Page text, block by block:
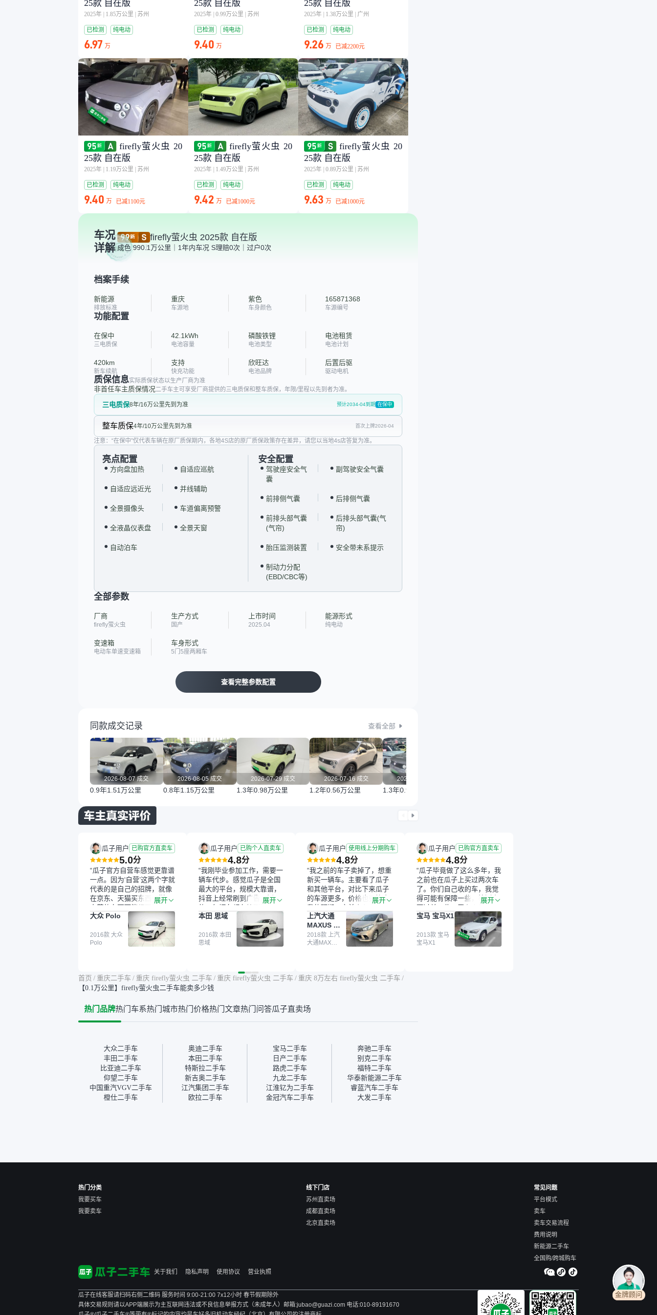
25款 自在版
2025年 1.85万公里 苏州
已检测 纯电动
6.97 万
25款 自在版
2025年 0.99万公里 苏州
已检测 纯电动
9.40 万
25款 自在版
2025年 1.38万公里 广州
已检测 纯电动
9.26 万 已减2200元
firefly萤火虫 20
25款 自在版
2025年 1.19万公里 苏州
已检测 纯电动
9.40 万 已减1100元
firefly萤火虫 20
25款 自在版
2025年 1.49万公里 苏州
已检测 纯电动
9.42 万 已减1000元
firefly萤火虫 20
25款 自在版
2025年 0.89万公里 苏州
已检测 纯电动
9.63 万 已减1000元
车况
详解
firefly萤火虫 2025款 自在版
成色 990.1万公里｜1年内车况 S理赔0次｜过户0次
档案手续
新能源
排放标准
重庆
车源地
紫色
车身颜色
165871368
车源编号
功能配置
在保中
三电质保
42.1kWh
电池容量
磷酸铁锂
电池类型
电池租赁
电池计划
420km
新车续航
支持
快充功能
欣旺达
电池品牌
后置后驱
驱动电机
质保信息实际质保状态以生产厂商为准
非首任车主质保情况二手车主可享受厂商提供的三电质保和整车质保，年限/里程以先到者为准。
三电质保8年/16万公里先到为准 预计2034-04到期 在保中
整车质保4年/10万公里先到为准 首次上牌2026-04
注意：“在保中”仅代表车辆在原厂质保期内，各地4S店的原厂质保政策存在差异，请您以当地4s店答复为准。
亮点配置
方向盘加热 自适应巡航
自适应远近光 并线辅助
全景摄像头 车道偏离预警
全液晶仪表盘 全景天窗
自动泊车
安全配置
驾驶座安全气
囊
副驾驶安全气囊
前排侧气囊 后排侧气囊
前排头部气囊
(气帘)
后排头部气囊(气
帘)
胎压监测装置 安全带未系提示
制动力分配
(EBD/CBC等)
全部参数
厂商
firefly萤火虫
生产方式
国产
上市时间
2025.04
能源形式
纯电动
变速箱
电动车单速变速箱
车身形式
5门5座两厢车
查看完整参数配置
同款成交记录 查看全部
2026-08-07 成交
0.9年1.51万公里
2026-08-05 成交
0.8年1.15万公里
2026-07-29 成交
1.3年0.98万公里
2026-07-16 成交
1.2年0.56万公里
2026-07-15 成交
1.3年0.99万公里
瓜子用户 已购官方直卖车
5.0分
“瓜子官方自营车感觉更靠谱
一点。因为‘自营’这两个字就
代表的是自己的招牌，就像
在京东、天猫买东西一样，
自营的东西可能都要好一
点。就是这种刻板印象吧。
一开始买二手车的时候，我
确实有担心过事故车、泡水
车这些问题。瓜子的检测报
况。我拿到你们的信息之
后，自己又在线上去做了一
台），同时也找了朋友帮忙
线下看车。结果跟你们的报
我第一天看车，第二天你们
就约我到店，我第三天去提
的车。去之前我提前跟交接
人员说好，到了之后要当着
我的面再做一次复检，你们
也安排了师傅，服务可以，
速度很快。体验下来自营车
展开
大众 Polo
2016款 大众
Polo
瓜子用户 已购个人直卖车
4.8分
“我刚毕业参加工作，需要一
辆车代步。感觉瓜子是全国
最大的平台，规模大靠谱，
抖音上经常刷到广告，挺火
的。每辆车都有检测报告，
这个让我很放心。去外面买
车全凭卖家一张嘴，不敢
买。我买了本田思域，白
色，过户次数少，公里数符
平台，车价贵点也正常，毕
竟有保障。其他平台上很多
车没有第三方检测报告，不
多花点钱买个放心。从个人
展开
本田 思域
2016款 本田
思域
瓜子用户 使用线上分期购车
4.8分
“我之前的车子卖掉了，想重
新买一辆车。主要看了瓜子
和其他平台，对比下来瓜子
的车源更多，价格也更符合
我的预期。之前卖车来过瓜
子，虽然价格没谈成，但
APP一直留着。瓜子毕竟是
大平台，整体印象还好。我
最终买了一台上汽大通，18
期，这一点很便捷，其他平
心的额外价值。虽然我砍过
为瓜子有质保，车子出小毛
病维修更有保障。”
展开
上汽大通
MAXUS 大
通G10
2018款 上汽
大通MAXUS
瓜子用户 已购官方直卖车
4.8分
“瓜子毕竟做了这么多年，我
之前也在瓜子上买过两次车
了。你们自己收的车，我觉
得可能有保障一些，检测会
更过关一些。平台自己收上
来再卖的车，应该更可靠。
我买的是宝马X1，主要看中
它的价格和公里数比较合
适。另外，瓜子承诺无火
展开
宝马 宝马X1
2013款 宝马
宝马X1
首页 / 重庆二手车 / 重庆 firefly萤火虫 二手车 / 重庆 firefly萤火虫 二手车 / 重庆 8万左右 firefly萤火虫 二手车 /
【0.1万公里】firefly萤火虫二手车能卖多少钱
热门品牌热门车系热门城市热门价格热门文章热门问答瓜子直卖场
大众二手车 奥迪二手车 宝马二手车
奔驰二手车
丰田二手车
本田二手车 日产二手车
别克二手车
比亚迪二手车
特斯拉二手车 路虎二手车
福特二手车
仰望二手车
新吉奥二手车 九龙二手车
华泰新能源二手车
中国重汽VGV二手车
江汽集团二手车 江淮钇为二手车
睿蓝汽车二手车
橙仕二手车
欧拉二手车 金冠汽车二手车 大发二手车
热门分类
我要买车
我要卖车
线下门店
苏州直卖场
成都直卖场
北京直卖场
常见问题
平台模式
卖车
卖车交易流程
费用说明
新能源二手车
全国购/跨城购车
关于我们
隐私声明 使用协议 营业执照
瓜子在线客服请扫码右侧二维码 服务时间 9:00-21:00 7x12小时 春节假期除外
具体交易规则请以APP端展示为主 互联网违法或不良信息举报方式（未成年人）邮箱:jubao@guazi.com 电话:010-89191670
金牌顾问